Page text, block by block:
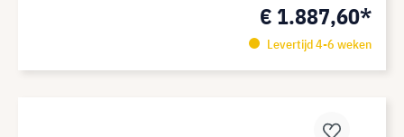
€ 1.887,60*
Levertijd 4-6 weken